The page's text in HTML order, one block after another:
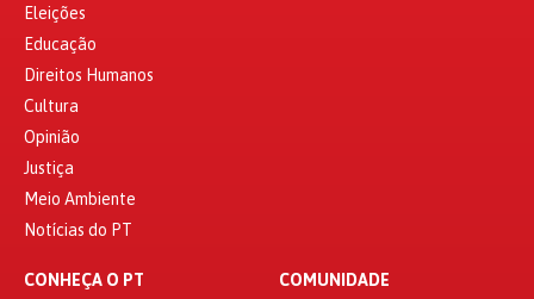
Eleições
Educação
Direitos Humanos
Cultura
Opinião
Justiça
Meio Ambiente
Notícias do PT
CONHEÇA O PT COMUNIDADE